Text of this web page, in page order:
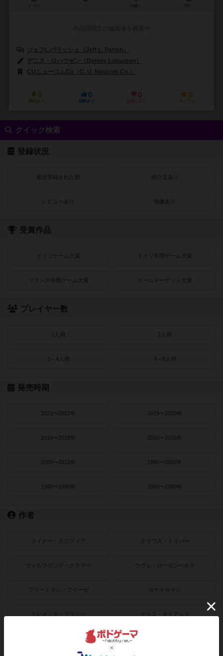
ジェフL.パリッシュ（Jeff L. Parish）
デニス・ロハウゼン（Dennis Lohausen）
CUニューコムCo（C. U. Neucom Co.）
0
興味あり
0
経験あり
0
お気に入り
0
持ってる
クイック検索
登録状況
最近登録された順 紹介文あり
レビューあり 画像あり
受賞作品
ドイツゲーム大賞 ドイツ年間ゲーム大賞
フランス年間ゲーム大賞 ゲームマーケット大賞
プレイヤー数
1人用 2人用
3～4人用 4～8人用
発売時期
2021〜2022年 2019〜2020年
2016〜2018年 2010〜2015年
2000〜2010年 1990〜2000年
1980〜1990年 1950〜1980年
作者
ライナー・クニツィア クラウス・トイバー
ヴォルフガング・クラマー ウヴェ・ローゼンベルク
フリードマン・フリーゼ カナイセイジ
クレメンス・フランツ クリス・キリアムス
ボドゲーマのアプリ版はこちら